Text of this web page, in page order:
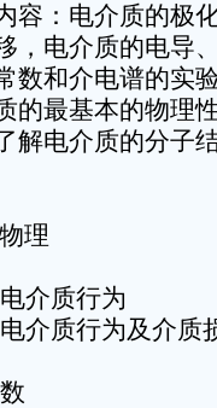
容：电介质的极
，电介质的电导
数和介电谱的实
的最基本的物
解电介质的分子
理
介质行为
介质行为及介质